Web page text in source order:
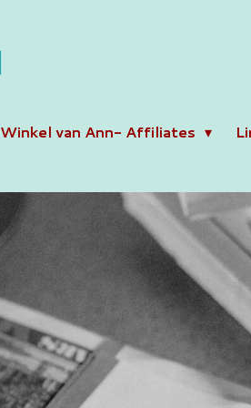
Winkel van Ann- Affiliates